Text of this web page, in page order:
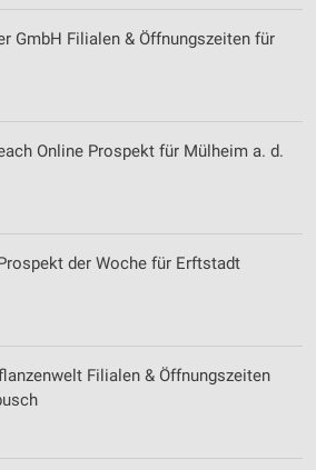
GmbH Filialen & Öffnungszeiten für
Online Prospekt für Mülheim a. d.
der Woche für Erftstadt
Filialen & Öffnungszeiten
zur Auswahl
von Inhalten
durch Statistiken oder
der Angebote
Standortdaten